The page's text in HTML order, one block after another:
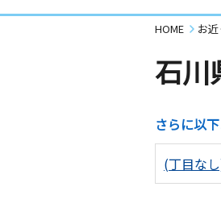
HOME お
石川
さらに以
(丁目な